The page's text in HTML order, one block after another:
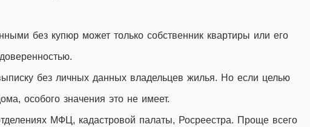
без купюр может только собственник квартиры или его
без личных данных владельцев жилья. Но если целью
особого значения это не имеет.
МФЦ, кадастровой палаты, Росреестра. Проще всего